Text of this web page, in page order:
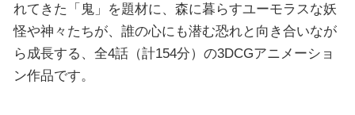
れてきた「鬼」を題材に、森に暮らすユーモラスな妖
怪や神々たちが、誰の心にも潜む恐れと向き合いなが
ら成長する、全4話（計154分）の3DCGアニメーショ
ン作品です。